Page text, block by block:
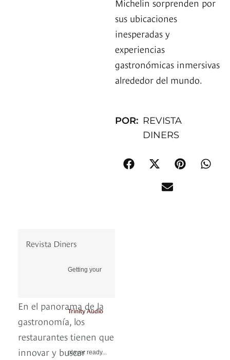
sus ubicaciones
inesperadas y
experiencias
gastronómicas inmersivas
alrededor del mundo.
POR: REVISTA
DINERS
Revista Diners
Getting your
Trinity Audio
player ready...
En el panorama de la
gastronomía, los
restaurantes tienen que
innovar y buscar